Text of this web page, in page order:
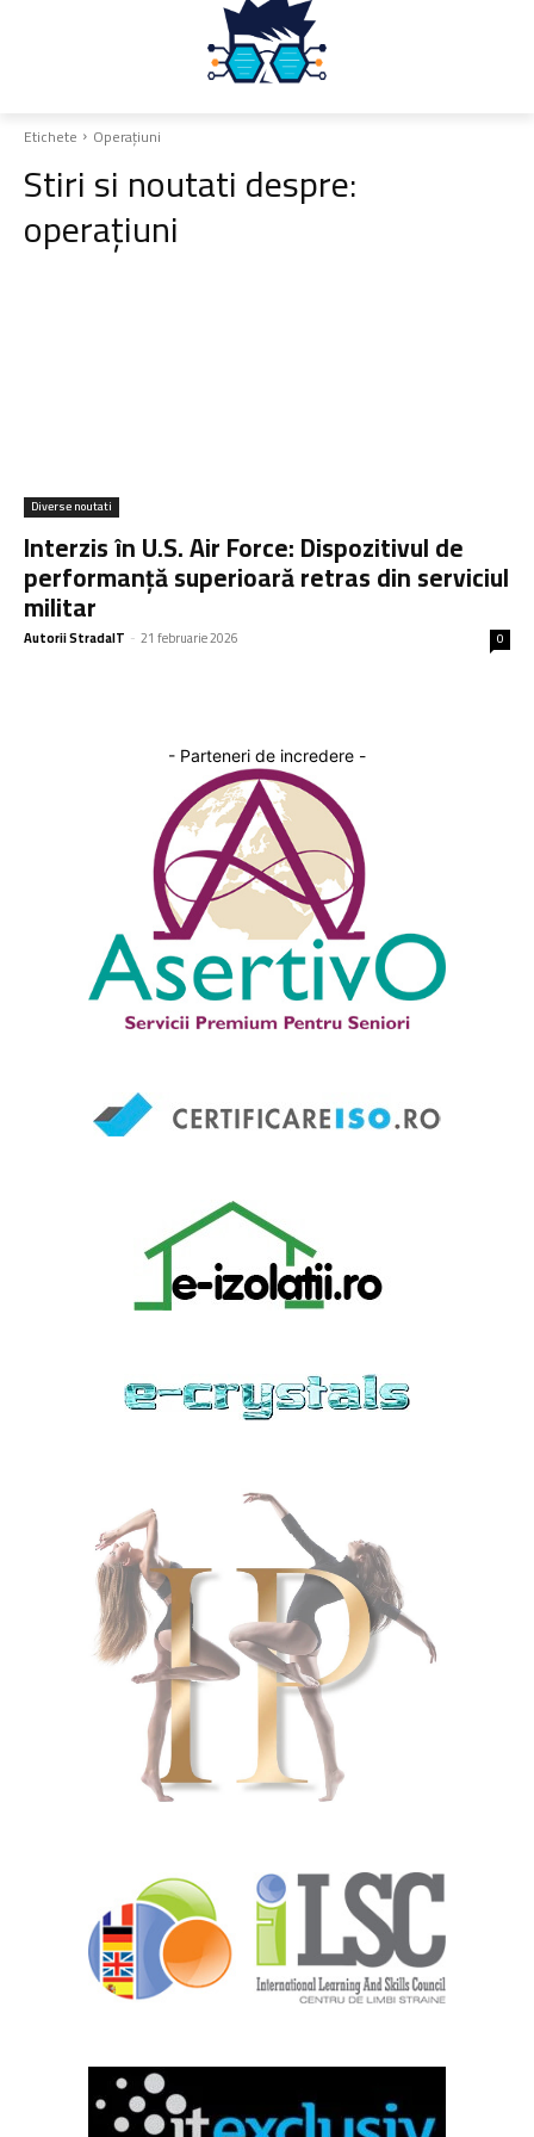
Etichete Operațiuni
Stiri si noutati despre:
operațiuni
Diverse noutati
Interzis în U.S. Air Force: Dispozitivul de
performanță superioară retras din serviciul
militar
Autorii StradaIT - 21 februarie 2026 0
- Parteneri de incredere -